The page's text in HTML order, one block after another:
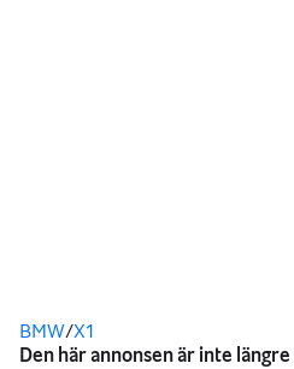
Du är här
BMW/X1